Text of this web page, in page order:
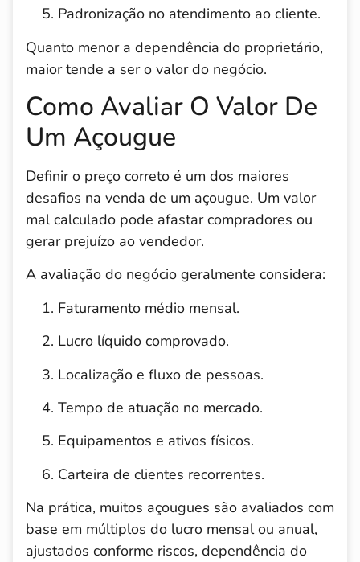
Padronização no atendimento ao cliente.
Quanto menor a dependência do proprietário,
maior tende a ser o valor do negócio.
Como Avaliar O Valor De
Um Açougue
Definir o preço correto é um dos maiores
desafios na venda de um açougue. Um valor
mal calculado pode afastar compradores ou
gerar prejuízo ao vendedor.
A avaliação do negócio geralmente considera:
Faturamento médio mensal.
Lucro líquido comprovado.
Localização e fluxo de pessoas.
Tempo de atuação no mercado.
Equipamentos e ativos físicos.
Carteira de clientes recorrentes.
Na prática, muitos açougues são avaliados com
base em múltiplos do lucro mensal ou anual,
ajustados conforme riscos, dependência do